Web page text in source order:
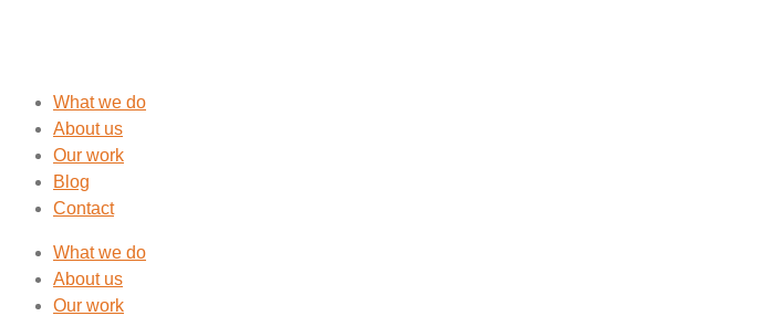
What we do
About us
Our work
Blog
Contact
What we do
About us
Our work